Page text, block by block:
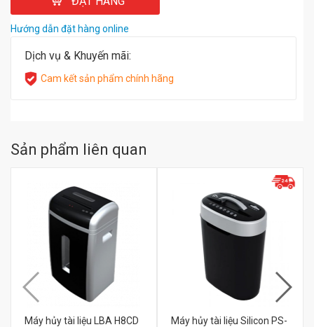
Hướng dẫn đặt hàng online
Dịch vụ & Khuyến mãi:
Cam kết sản phẩm chính hãng
Sản phẩm liên quan
Máy hủy tài liệu LBA H8CD
Máy hủy tài liệu Silicon PS-